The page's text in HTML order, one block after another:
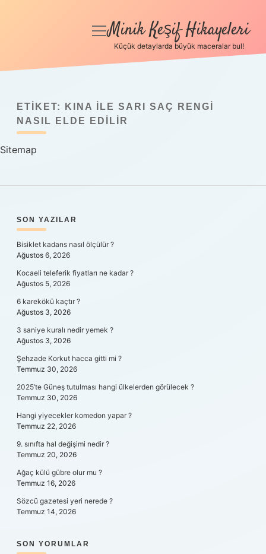
Anasayfa
Yasal Uyarı
Hakkımızda
menüyü
Minik Keşif Hikayeleri
Küçük detaylarda büyük maceralar bul!
ETIKET:
KINA ILE SARI SAÇ RENGI
NASIL ELDE EDILIR
Sitemap
SIDEBAR
SON YAZILAR
Bisiklet kadans nasıl ölçülür ?
Ağustos 6, 2026
Kocaeli teleferik fiyatları ne kadar ?
Ağustos 5, 2026
6 karekökü kaçtır ?
Ağustos 3, 2026
3 saniye kuralı nedir yemek ?
Ağustos 3, 2026
Şehzade Korkut hacca gitti mi ?
Temmuz 30, 2026
2025’te Güneş tutulması hangi ülkelerden görülecek ?
Temmuz 30, 2026
Hangi yiyecekler komedon yapar ?
Temmuz 22, 2026
9. sınıfta hal değişimi nedir ?
Temmuz 20, 2026
Ağaç külü gübre olur mu ?
Temmuz 16, 2026
Sözcü gazetesi yeri nerede ?
Temmuz 14, 2026
SON YORUMLAR